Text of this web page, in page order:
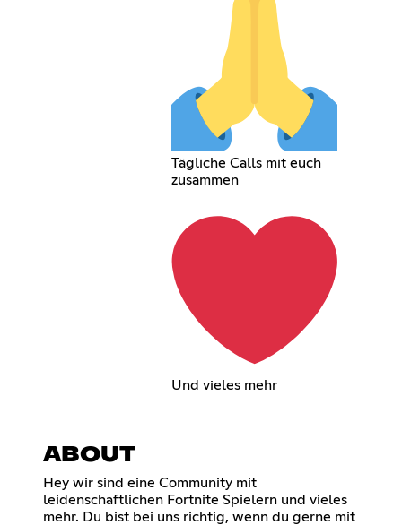
Tägliche Calls mit euch
zusammen
Und vieles mehr
ABOUT
Hey wir sind eine Community mit
leidenschaftlichen Fortnite Spielern und vieles
mehr. Du bist bei uns richtig, wenn du gerne mit